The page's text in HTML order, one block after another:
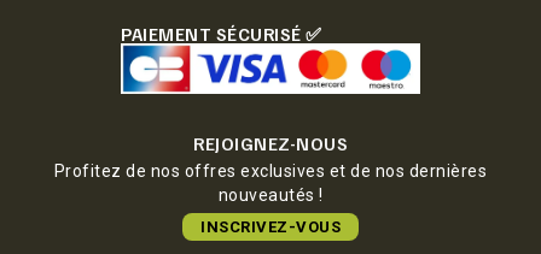
PAIEMENT SÉCURISÉ ✅
REJOIGNEZ-NOUS
Profitez de nos offres exclusives et de nos dernières
nouveautés !
INSCRIVEZ-VOUS